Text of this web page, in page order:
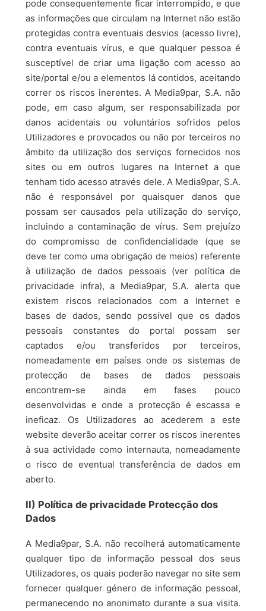
pode consequentemente ficar interrompido, e que
as informações que circulam na Internet não estão
protegidas contra eventuais desvios (acesso livre),
contra eventuais vírus, e que qualquer pessoa é
susceptível de criar uma ligação com acesso ao
site/portal e/ou a elementos lá contidos, aceitando
correr os riscos inerentes. A Media9par, S.A. não
pode, em caso algum, ser responsabilizada por
danos acidentais ou voluntários sofridos pelos
Utilizadores e provocados ou não por terceiros no
âmbito da utilização dos serviços fornecidos nos
sites ou em outros lugares na Internet a que
tenham tido acesso através dele. A Media9par, S.A.
não é responsável por quaisquer danos que
possam ser causados pela utilização do serviço,
incluindo a contaminação de vírus. Sem prejuízo
do compromisso de confidencialidade (que se
deve ter como uma obrigação de meios) referente
à utilização de dados pessoais (ver política de
privacidade infra), a Media9par, S.A. alerta que
existem riscos relacionados com a Internet e
bases de dados, sendo possível que os dados
pessoais constantes do portal possam ser
captados e/ou transferidos por terceiros,
nomeadamente em países onde os sistemas de
protecção de bases de dados pessoais
encontrem-se ainda em fases pouco
desenvolvidas e onde a protecção é escassa e
ineficaz. Os Utilizadores ao acederem a este
website deverão aceitar correr os riscos inerentes
à sua actividade como internauta, nomeadamente
o risco de eventual transferência de dados em
aberto.
II) Política de privacidade Protecção dos
Dados
A Media9par, S.A. não recolherá automaticamente
qualquer tipo de informação pessoal dos seus
Utilizadores, os quais poderão navegar no site sem
fornecer qualquer género de informação pessoal,
permanecendo no anonimato durante a sua visita.